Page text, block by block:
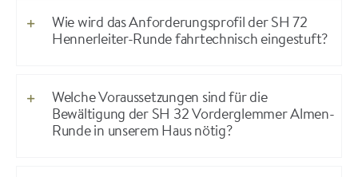
Wie wird das Anforderungsprofil der SH 72
Hennerleiter-Runde fahrtechnisch eingestuft?
Welche Voraussetzungen sind für die
Bewältigung der SH 32 Vorderglemmer Almen-
Runde in unserem Haus nötig?